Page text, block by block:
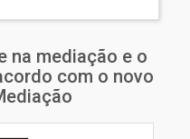
na mediação e o
com o novo